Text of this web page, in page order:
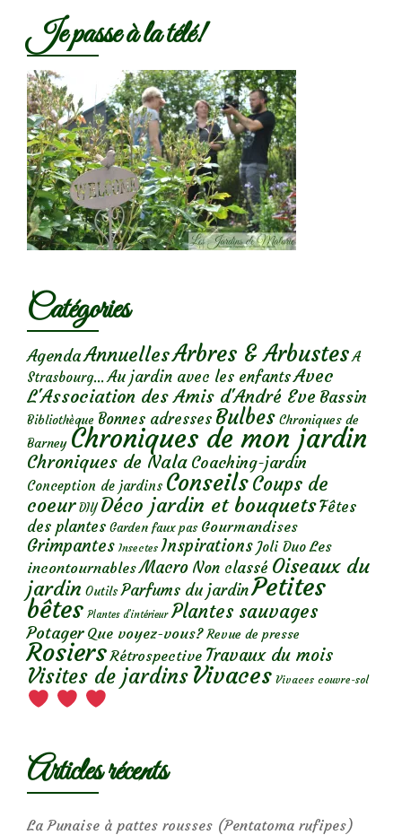
Je passe à la télé!
Catégories
AgendaAnnuellesArbres & Arbustes A
Strasbourg... Au jardin avec les enfantsAvec
L'Association des Amis d'André Eve Bassin
Bibliothèque Bonnes adresses Bulbes Chroniques de
Barney Chroniques de mon jardin
Chroniques de Nala Coaching-jardin
Conception de jardins ConseilsCoups de
coeur DIY Déco jardin et bouquetsFêtes
des plantes Garden faux pas Gourmandises
Grimpantes Insectes Inspirations Joli Duo Les
incontournables Macro Non classé Oiseaux du
jardin Outils Parfums du jardinPetites
bêtes Plantes d’intérieur Plantes sauvages
Potager Que voyez-vous? Revue de presse
Rosiers Rétrospective Travaux du mois
Visites de jardins Vivaces Vivaces couvre-sol
Articles récents
La Punaise à pattes rousses (Pentatoma rufipes)